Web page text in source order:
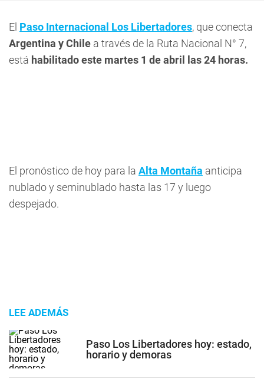
El Paso Internacional Los Libertadores, que conecta
Argentina y Chile a través de la Ruta Nacional N° 7,
está habilitadoeste martes 1 de abril las 24 horas.
El pronóstico de hoy para la Alta Montaña anticipa
nublado y seminublado hasta las 17 y luego
despejado.
LEE ADEMÁS
Paso Los Libertadores hoy: estado,
horario y demoras